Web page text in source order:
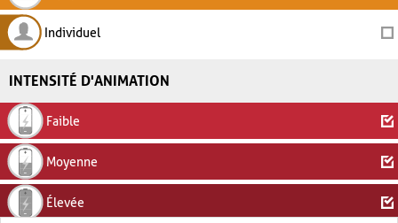
Individuel
INTENSITÉ D'ANIMATION
Faible
Moyenne
Élevée